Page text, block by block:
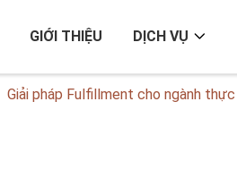
GIỚI THIỆU DỊCH VỤ
Giải pháp Fulfillment cho ngành